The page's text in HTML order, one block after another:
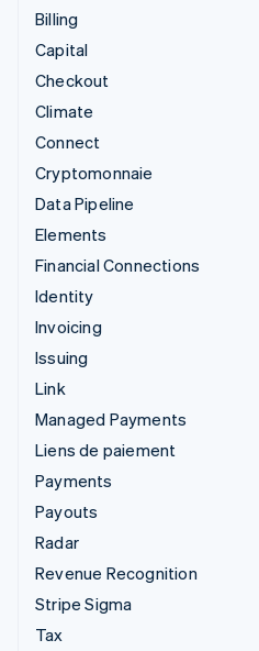
Billing
Capital
Checkout
Climate
Connect
Cryptomonnaie
Data Pipeline
Elements
Financial Connections
Identity
Invoicing
Issuing
Link
Managed Payments
Liens de paiement
Payments
Payouts
Radar
Revenue Recognition
Stripe Sigma
Tax